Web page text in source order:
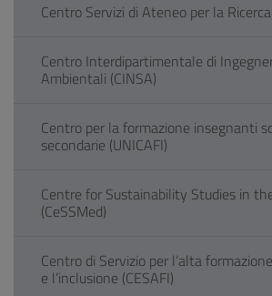
Centro Servizi di Ateneo per la Ricerca
Centro Interdipartimentale di
Ambientali (CINSA)
Centro per la formazione insegnanti
secondarie (UNICAFI)
Centre for Sustainability Studies in
(CeSSMed)
Centro di Servizio per l’alta
e l’inclusione (CESAFI)